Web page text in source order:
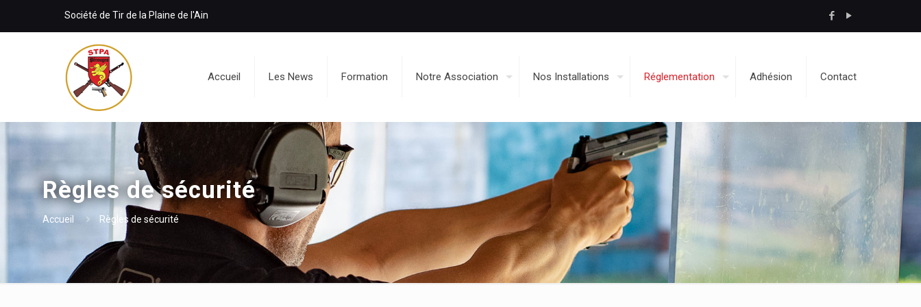
Société de Tir de la Plaine de l'Ain
Accueil Les News Formation Notre Association Nos Installations Réglementation Adhésion Contact
Règles de sécurité
Accueil Règles de sécurité